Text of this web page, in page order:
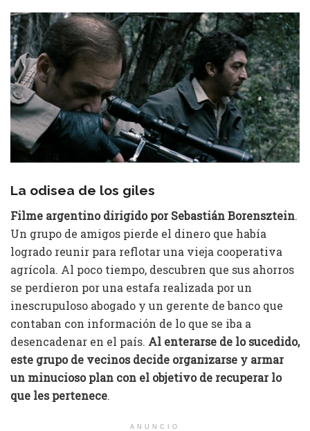
La odisea de los giles
Filme argentino dirigido por Sebastián Borensztein.
Un grupo de amigos pierde el dinero que había
logrado reunir para reflotar una vieja cooperativa
agrícola. Al poco tiempo, descubren que sus ahorros
se perdieron por una estafa realizada por un
inescrupuloso abogado y un gerente de banco que
contaban con información de lo que se iba a
desencadenar en el país. Al enterarse de lo sucedido,
este grupo de vecinos decide organizarse y armar
un minucioso plan con el objetivo de recuperar lo
que les pertenece.
ANUNCIO